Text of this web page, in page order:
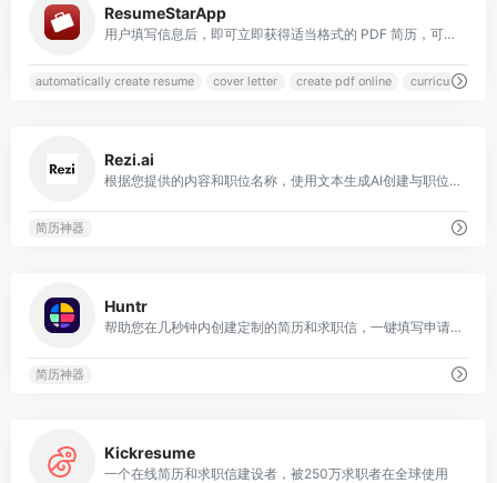
ResumeStarApp
用户填写信息后，即可立即获得适当格式的 PDF 简历，可打印、发送电子邮件或在线提交
automatically create resume cover letter create pdf online curriculum
Rezi.ai
根据您提供的内容和职位名称，使用文本生成AI创建与职位相关的独特内容，帮助您轻松获得面试机会
简历神器
Huntr
帮助您在几秒钟内创建定制的简历和求职信，一键填写申请表格，并自动组织您的求职过程
简历神器
Kickresume
一个在线简历和求职信建设者，被250万求职者在全球使用